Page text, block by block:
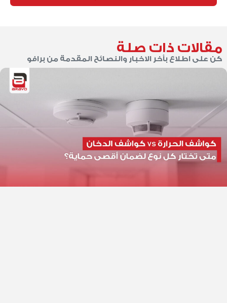
مقالات ذات صلة
كن على اطلاع بأخر الاخبار والنصائح المقدمة من برافو